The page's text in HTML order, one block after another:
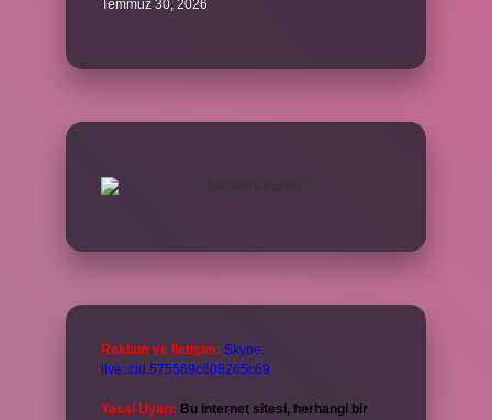
Temmuz 30, 2026
Reklam ve İletişim: Skype:
live:.cid.575569c608265c69
Yasal Uyarı: Bu internet sitesi, herhangi bir